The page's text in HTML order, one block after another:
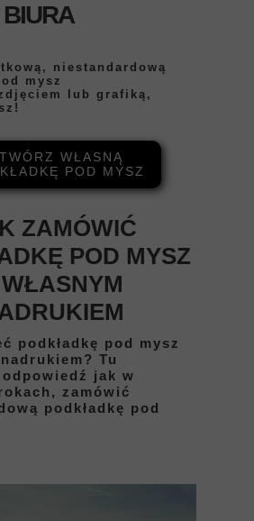
podkładkę pod mysz
Tu
jak w
zamówić
podkładkę pod
ZAMÓWIĆ
POD MYSZ
niestandardową
mysz
lub grafiką,
WŁASNĄ
POD MYSZ